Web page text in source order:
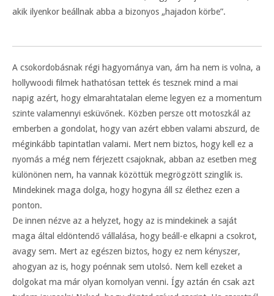
akik ilyenkor beállnak abba a bizonyos „hajadon körbe”.
A csokordobásnak régi hagyománya van, ám ha nem is volna, a
hollywoodi filmek hathatósan tettek és tesznek mind a mai
napig azért, hogy elmarahtatalan eleme legyen ez a momentum
szinte valamennyi esküvőnek. Közben persze ott motoszkál az
emberben a gondolat, hogy van azért ebben valami abszurd, de
méginkább tapintatlan valami. Mert nem biztos, hogy kell ez a
nyomás a még nem férjezett csajoknak, abban az esetben meg
különönen nem, ha vannak közöttük megrögzött szinglik is.
Mindekinek maga dolga, hogy hogyna áll sz élethez ezen a
ponton.
De innen nézve az a helyzet, hogy az is mindekinek a saját
maga által eldöntendő vállalása, hogy beáll-e elkapni a csokrot,
avagy sem. Mert az egészen biztos, hogy ez nem kényszer,
ahogyan az is, hogy poénnak sem utolsó. Nem kell ezeket a
dolgokat ma már olyan komolyan venni. Így aztán én csak azt